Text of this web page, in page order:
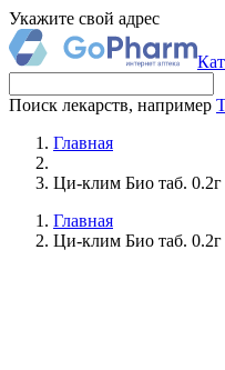
Укажите свой адрес
Поиск лекарств, например
Главная
Ци-клим Био таб.
Главная
Ци-клим Био таб.